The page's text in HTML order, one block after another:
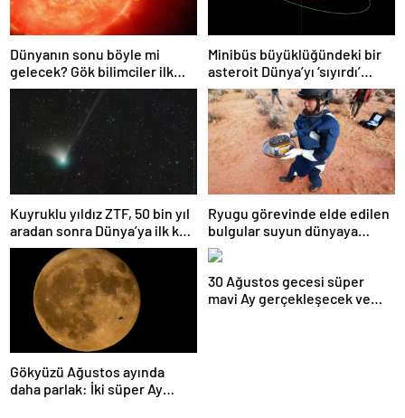
Dünyanın sonu böyle mi
gelecek? Gök bilimciler ilk
kez sönen yıldızın gezegeni
yutmasına tanık oldu
Minibüs büyüklüğündeki bir
asteroit Dünya’yı ‘sıyırdı’
geçti
Kuyruklu yıldız ZTF, 50 bin yıl
aradan sonra Dünya’ya ilk kez
çok yaklaşacak
Ryugu görevinde elde edilen
bulgular suyun dünyaya
asteroitlerce getirilmiş
olabileceğini gösteriyor
Gökyüzü Ağustos ayında
daha parlak: İki süper Ay
30 Ağustos gecesi süper
mavi Ay gerçekleşecek ve